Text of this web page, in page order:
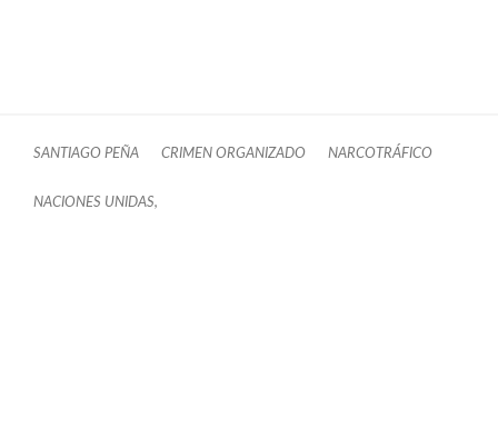
SANTIAGO PEÑA CRIMEN ORGANIZADO NARCOTRÁFICO
NACIONES UNIDAS,